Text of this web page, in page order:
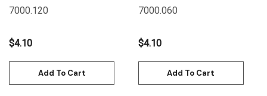
7000.120
$4.10
Add To Cart
7000.060
$4.10
Add To Cart